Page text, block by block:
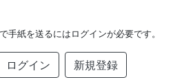
手紙を送るにはログインが必要です。
ログイン 新規登録